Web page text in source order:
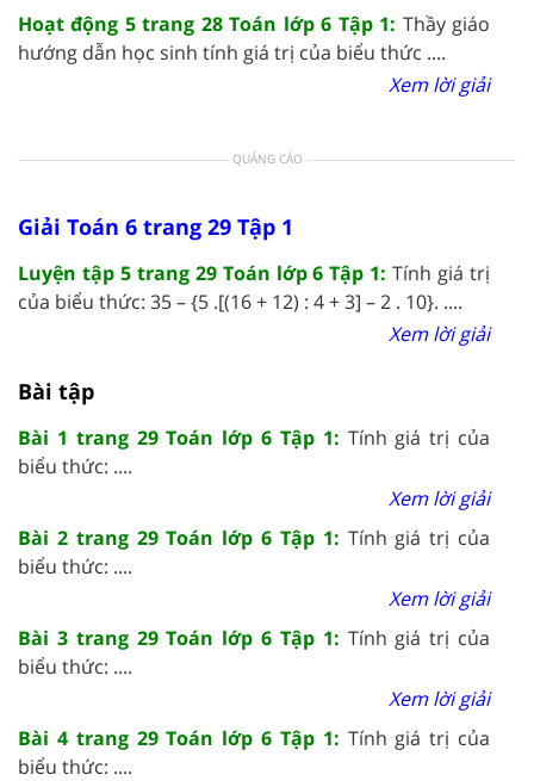
Hoạt động 5 trang 28 Toán lớp 6 Tập 1: Thầy giáo
hướng dẫn học sinh tính giá trị của biểu thức ....
Xem lời giải
QUẢNG CÁO
Giải Toán 6 trang 29 Tập 1
Luyện tập 5 trang 29 Toán lớp 6 Tập 1: Tính giá trị
của biểu thức: 35 – {5 .[(16 + 12) : 4 + 3] – 2 . 10}. ....
Xem lời giải
Bài tập
Bài 1 trang 29 Toán lớp 6 Tập 1: Tính giá trị của
biểu thức: ....
Xem lời giải
Bài 2 trang 29 Toán lớp 6 Tập 1: Tính giá trị của
biểu thức: ....
Xem lời giải
Bài 3 trang 29 Toán lớp 6 Tập 1: Tính giá trị của
biểu thức: ....
Xem lời giải
Bài 4 trang 29 Toán lớp 6 Tập 1: Tính giá trị của
biểu thức: ....